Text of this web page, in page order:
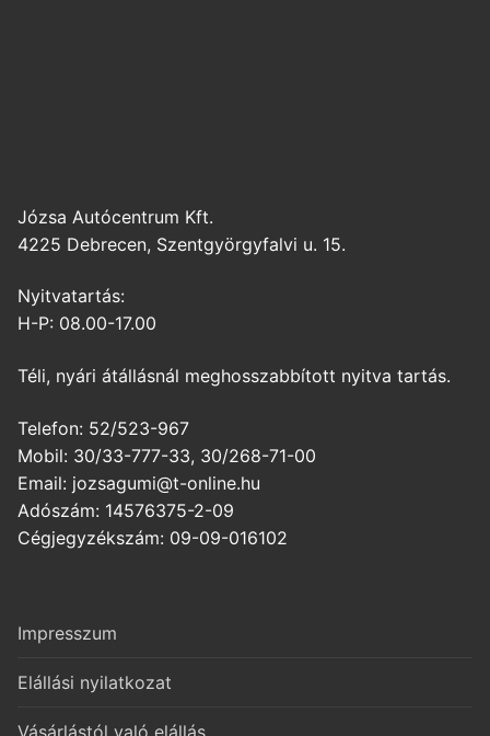
Józsa Autócentrum Kft.
4225 Debrecen, Szentgyörgyfalvi u. 15.
Nyitvatartás:
H-P: 08.00-17.00
Téli, nyári átállásnál meghosszabbított nyitva tartás.
Telefon: 52/523-967
Mobil: 30/33-777-33, 30/268-71-00
Email: jozsagumi@t-online.hu
Adószám: 14576375-2-09
Cégjegyzékszám: 09-09-016102
Impresszum
Elállási nyilatkozat
Vásárlástól való elállás